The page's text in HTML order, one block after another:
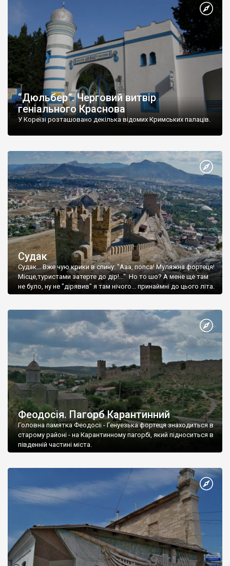
“Дюльбер”. Черговий витвір
геніального Краснова
У Кореїзі розташовано декілька відомих Кримських палаців.
Судак
Судак... Вже чую крики в спину: "Ааа, попса! Муляжна фортеця!
Місце,туристами затерте до дір!..." Но то шо? А мене ще там
не було, ну не "дірявив" я там нічого... принаймні до цього літа.
Феодосія. Пагорб Карантинний
Головна памятка Феодосії - Генуезька фортеця знаходиться в
старому районі - на Карантинному пагорбі, який підноситься в
південній частині міста.